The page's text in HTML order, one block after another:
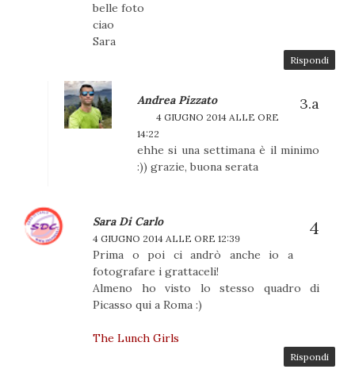
belle foto
ciao
Sara
Rispondi
Andrea Pizzato
4 GIUGNO 2014 ALLE ORE
14:22
ehhe si una settimana è il minimo
:)) grazie, buona serata
Sara Di Carlo
4 GIUGNO 2014 ALLE ORE 12:39
Prima o poi ci andrò anche io a
fotografare i grattaceli!
Almeno ho visto lo stesso quadro di
Picasso qui a Roma :)
The Lunch Girls
Rispondi